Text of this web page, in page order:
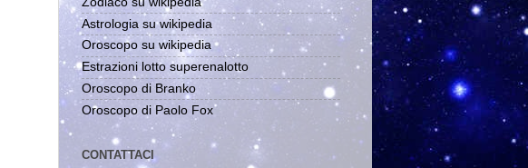
Astrologia su wikipedia
Oroscopo su wikipedia
Estrazioni lotto superenalotto
Oroscopo di Branko
Oroscopo di Paolo Fox
CONTATTACI